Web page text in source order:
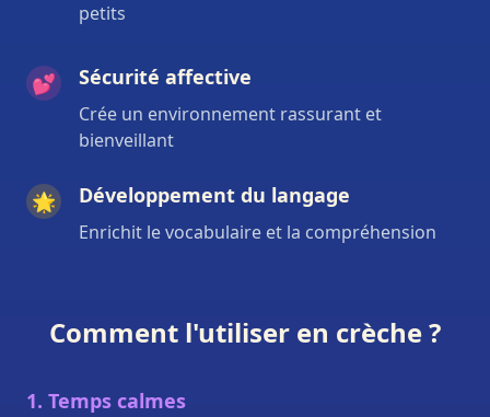
petits
💕 Sécurité affective
Crée un environnement rassurant et
bienveillant
🌟 Développement du langage
Enrichit le vocabulaire et la compréhension
Comment l'utiliser en crèche ?
1. Temps calmes